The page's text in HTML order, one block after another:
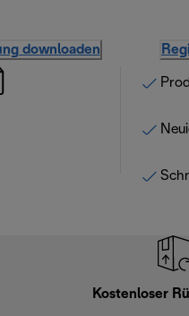
downloaden
Kostenloser